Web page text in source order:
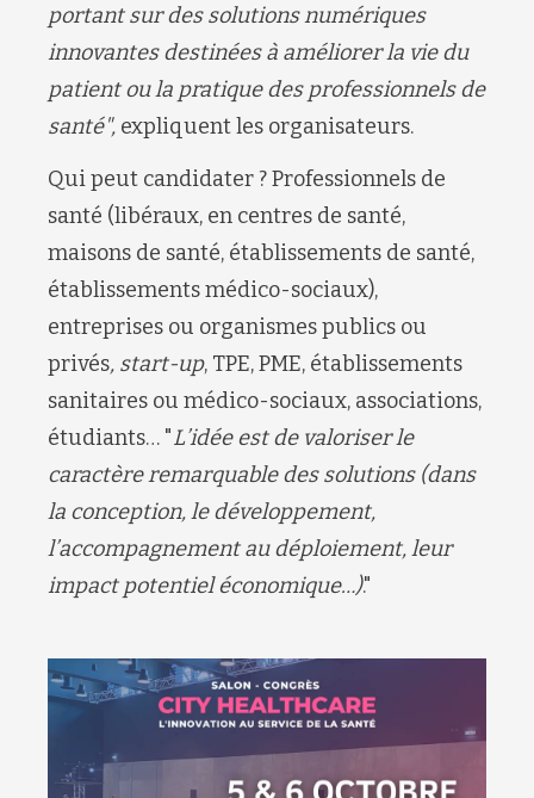
portant sur des solutions numériques
innovantes destinées à améliorer la vie du
patient ou la pratique des professionnels de
santé", expliquent les organisateurs.
Qui peut candidater ? Professionnels de
santé (libéraux, en centres de santé,
maisons de santé, établissements de santé,
établissements médico-sociaux),
entreprises ou organismes publics ou
privés, start-up, TPE, PME, établissements
sanitaires ou médico-sociaux, associations,
étudiants… "L’idée est de valoriserle
caractère remarquable des solutions (dans
la conception, le développement,
l’accompagnement au déploiement, leur
impact potentiel économique…)."